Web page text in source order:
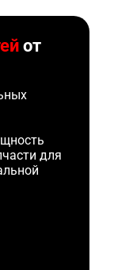
от
для